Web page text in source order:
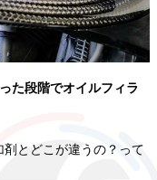
た段階でオイルフィラ
剤とどこが違うの？って